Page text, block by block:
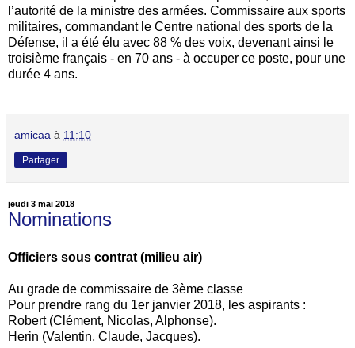
l’autorité de la ministre des armées. Commissaire aux sports
militaires, commandant le Centre national des sports de la
Défense, il a été élu avec 88 % des voix, devenant ainsi le
troisième français - en 70 ans - à occuper ce poste, pour une
durée 4 ans.
amicaa à 11:10
Partager
jeudi 3 mai 2018
Nominations
Officiers sous contrat (milieu air)
Au grade de commissaire de 3ème classe
Pour prendre rang du 1er janvier 2018, les aspirants :
Robert (Clément, Nicolas, Alphonse).
Herin (Valentin, Claude, Jacques).